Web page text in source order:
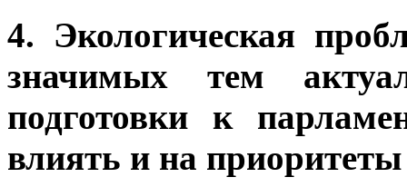
4. Экологическая
значимых тем
подготовки к
влиять и на